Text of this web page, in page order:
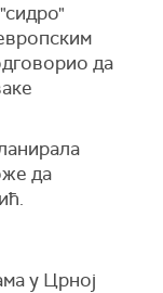
да
да
у Црној